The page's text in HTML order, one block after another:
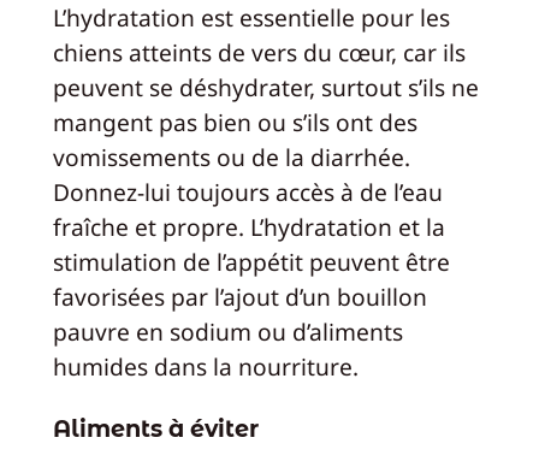
L’hydratation est essentielle pour les
chiens atteints de vers du cœur, car ils
peuvent se déshydrater, surtout s’ils ne
mangent pas bien ou s’ils ont des
vomissements ou de la diarrhée.
Donnez-lui toujours accès à de l’eau
fraîche et propre. L’hydratation et la
stimulation de l’appétit peuvent être
favorisées par l’ajout d’un bouillon
pauvre en sodium ou d’aliments
humides dans la nourriture.
Aliments à éviter